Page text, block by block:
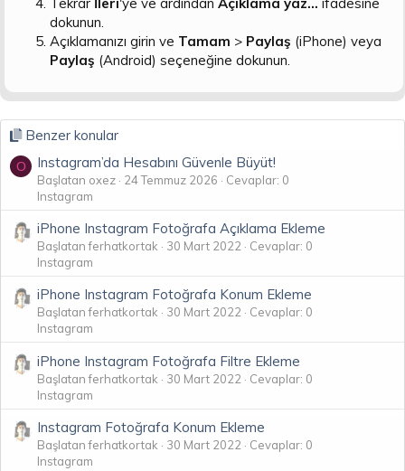
dokunun.
Açıklamanızı girin ve Tamam > Paylaş (iPhone) veya
Paylaş (Android) seçeneğine dokunun.
Benzer konular
O Instagram’da Hesabını Güvenle Büyüt!
Başlatan oxez 24 Temmuz 2026
Cevaplar: 0
Instagram
iPhone Instagram Fotoğrafa Açıklama Ekleme
Başlatan ferhatkortak 30 Mart 2022
Cevaplar: 0
Instagram
iPhone Instagram Fotoğrafa Konum Ekleme
Başlatan ferhatkortak 30 Mart 2022
Cevaplar: 0
Instagram
iPhone Instagram Fotoğrafa Filtre Ekleme
Başlatan ferhatkortak 30 Mart 2022
Cevaplar: 0
Instagram
Instagram Fotoğrafa Konum Ekleme
Başlatan ferhatkortak 30 Mart 2022
Cevaplar: 0
Instagram